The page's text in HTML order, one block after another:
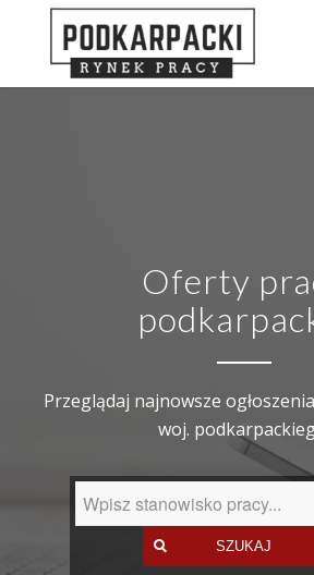
Oferty
Przeglądaj najnowsze
woj.